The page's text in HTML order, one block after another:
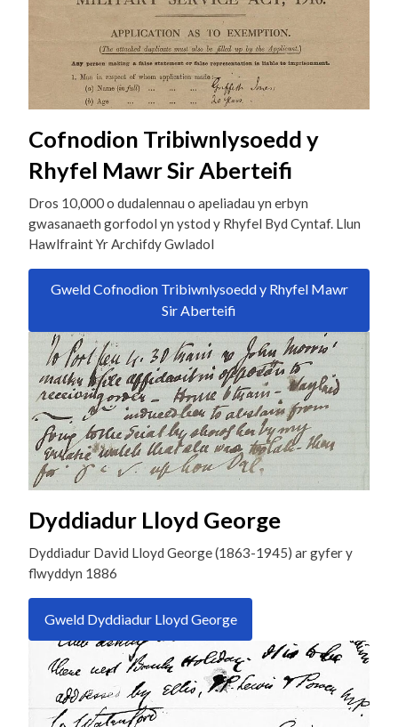
Cofnodion Tribiwnlysoedd y
Rhyfel Mawr Sir Aberteifi
Dros 10,000 o dudalennau o apeliadau yn erbyn
gwasanaeth gorfodol yn ystod y Rhyfel Byd Cyntaf. Llun
Hawlfraint Yr Archifdy Gwladol
Gweld Cofnodion Tribiwnlysoedd y Rhyfel Mawr
Sir Aberteifi
Dyddiadur Lloyd George
Dyddiadur David Lloyd George (1863-1945) ar gyfer y
flwyddyn 1886
Gweld Dyddiadur Lloyd George